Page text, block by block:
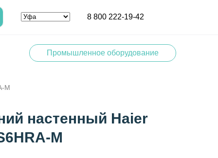
8 800 222-19-42
Промышленное оборудование
M
настенный Haier
M